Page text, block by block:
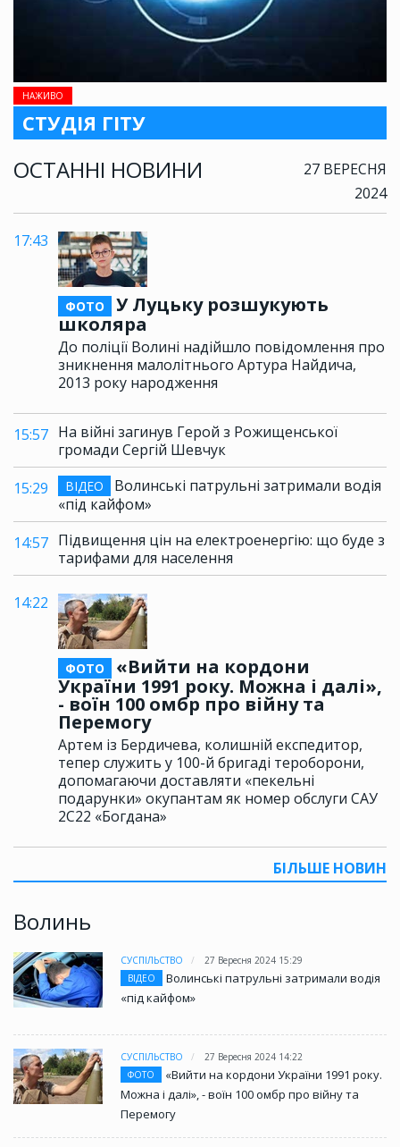
НАЖИВО
СТУДІЯ ГІТУ
ОСТАННІ НОВИНИ
27 ВЕРЕСНЯ
2024
17:43
ФОТО
У Луцьку розшукують
школяра
До поліції Волині надійшло повідомлення про
зникнення малолітнього Артура Найдича,
2013 року народження
15:57 На війні загинув Герой з Рожищенської
громади Сергій Шевчук
15:29
ВІДЕО
Волинські патрульні затримали водія
«під кайфом»
14:57 Підвищення цін на електроенергію: що буде з
тарифами для населення
14:22
ФОТО
«Вийти на кордони
України 1991 року. Можна і далі»,
- воїн 100 омбр про війну та
Перемогу
Артем із Бердичева, колишній експедитор,
тепер служить у 100-й бригаді тероборони,
допомагаючи доставляти «пекельні
подарунки» окупантам як номер обслуги САУ
2С22 «Богдана»
БІЛЬШЕ НОВИН
Волинь
СУСПІЛЬСТВО
27 Вересня 2024 15:29
ВІДЕО
Волинські патрульні затримали водія
«під кайфом»
СУСПІЛЬСТВО
27 Вересня 2024 14:22
ФОТО
«Вийти на кордони України 1991 року.
Можна і далі», - воїн 100 омбр про війну та
Перемогу